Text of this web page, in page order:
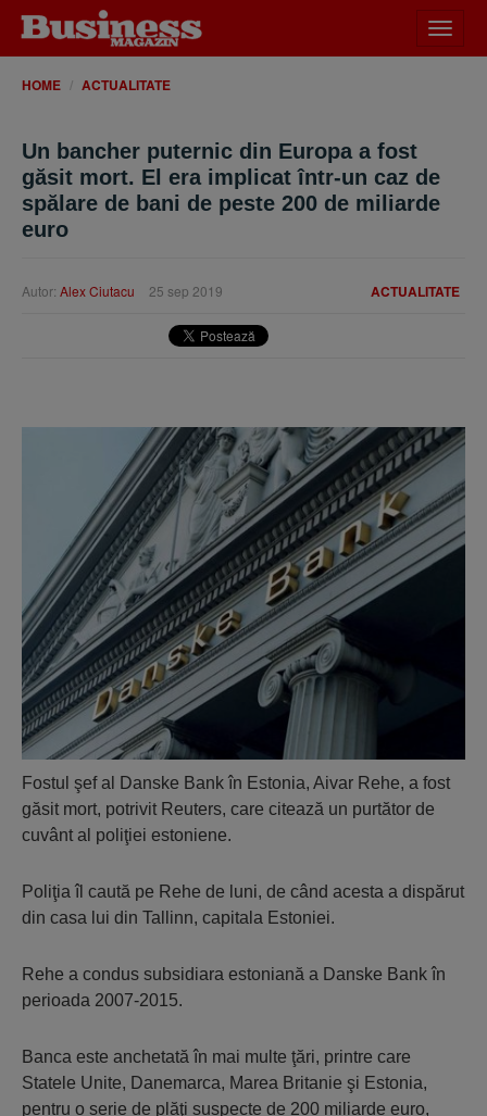
meniu
HOME ACTUALITATE
Un bancher puternic din Europa a fost
găsit mort. El era implicat într-un caz de
spălare de bani de peste 200 de miliarde
euro
ACTUALITATE
Autor: Alex Ciutacu 25 sep 2019
Fostul şef al Danske Bank în Estonia, Aivar Rehe, a fost
găsit mort, potrivit Reuters, care citează un purtător de
cuvânt al poliţiei estoniene.
Poliţia îl caută pe Rehe de luni, de când acesta a dispărut
din casa lui din Tallinn, capitala Estoniei.
Rehe a condus subsidiara estoniană a Danske Bank în
perioada 2007-2015.
Banca este anchetată în mai multe ţări, printre care
Statele Unite, Danemarca, Marea Britanie şi Estonia,
pentru o serie de plăţi suspecte de 200 miliarde euro,